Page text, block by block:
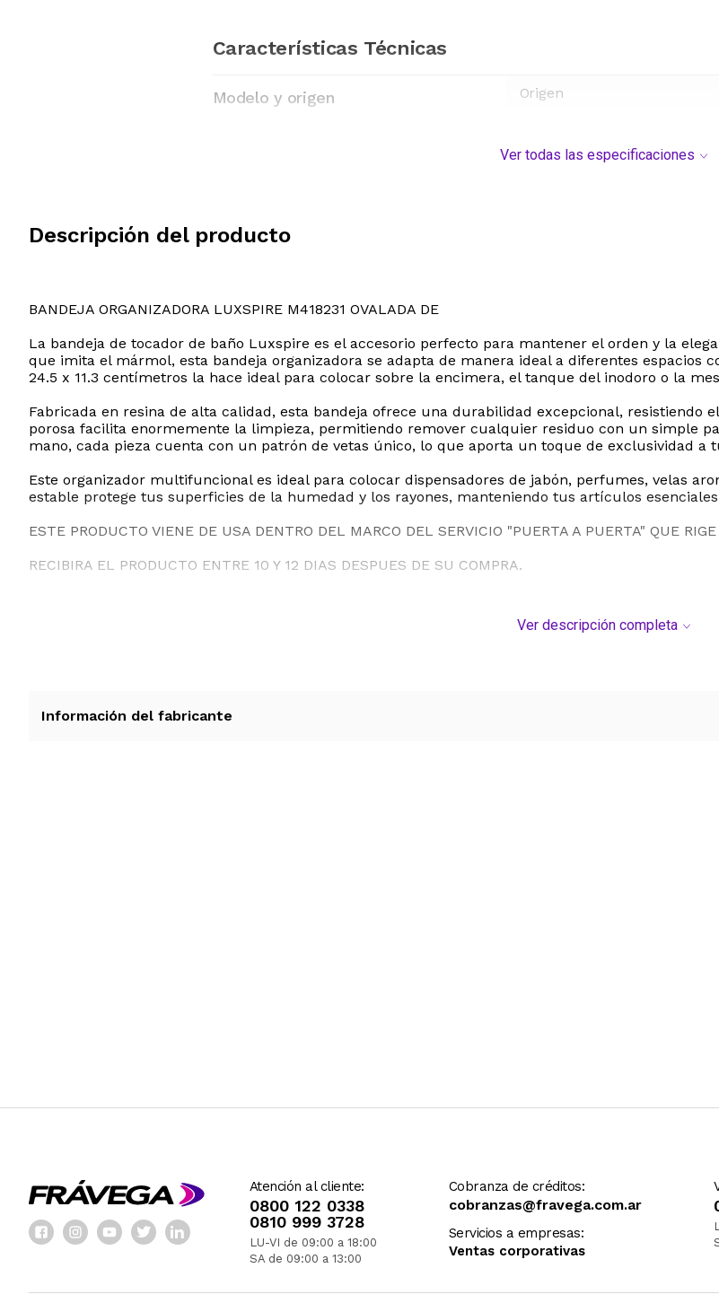
Características Técnicas
Modelo y origen Origen
Ver todas las especificaciones
Descripción del producto
BANDEJA ORGANIZADORA LUXSPIRE M418231 OVALADA DE
La bandeja de tocador de baño Luxspire es el accesorio perfecto para mantener el orden y la
que imita el mármol, esta bandeja organizadora se adapta de manera ideal a diferentes espacios
24.5 x 11.3 centímetros la hace ideal para colocar sobre la encimera, el tanque del inodoro o la
Fabricada en resina de alta calidad, esta bandeja ofrece una durabilidad excepcional, resistiendo
porosa facilita enormemente la limpieza, permitiendo remover cualquier residuo con un simple
mano, cada pieza cuenta con un patrón de vetas único, lo que aporta un toque de exclusividad a
Este organizador multifuncional es ideal para colocar dispensadores de jabón, perfumes, velas
estable protege tus superficies de la humedad y los rayones, manteniendo tus artículos
ESTE PRODUCTO VIENE DE USA DENTRO DEL MARCO DEL SERVICIO "PUERTA A PUERTA" QUE
RECIBIRA EL PRODUCTO ENTRE 10 Y 12 DIAS DESPUES DE SU COMPRA.
Ver descripción completa
Información del fabricante
Atención al cliente:
0800 122 0338
0810 999 3728
LU-VI de 09:00 a 18:00
SA de 09:00 a 13:00
Cobranza de créditos:
cobranzas@fravega.com.ar
Servicios a empresas:
Ventas corporativas